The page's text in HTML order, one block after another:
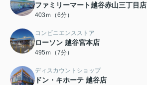
ファミリーマート越谷赤山三丁目店
403ｍ（6分）
コンビニエンスストア
ローソン 越谷宮本店
495ｍ（7分）
ディスカウントショップ
ドン・キホーテ 越谷店